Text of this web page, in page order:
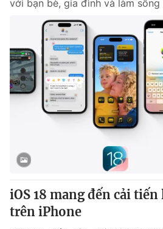
Photo
Video
VTV Money VTV
VTV Sức khoẻ Bất
Thị trường 24h
VTV4
với bạn bè, gia đình và làm sống
iOS 18 mang đến cải
trên iPhone